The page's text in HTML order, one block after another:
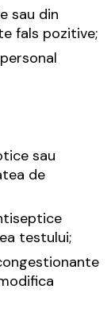
sau din
fals pozitive;
sau
de
testului;